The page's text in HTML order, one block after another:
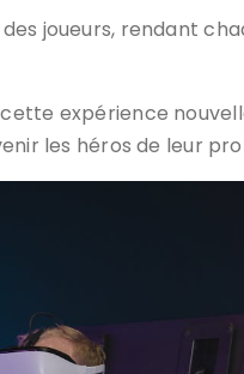
joueurs, rendant
expérience
les héros de leur